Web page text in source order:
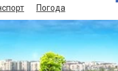
Погода